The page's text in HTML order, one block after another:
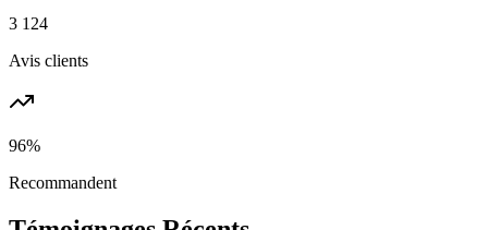
3 124
Avis clients
96%
Recommandent